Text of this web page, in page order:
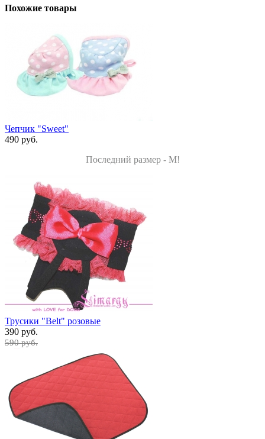
Похожие товары
Чепчик "Sweet"
490 руб.
Последний размер - M!
Трусики "Belt" розовые
390 руб.
590 руб.